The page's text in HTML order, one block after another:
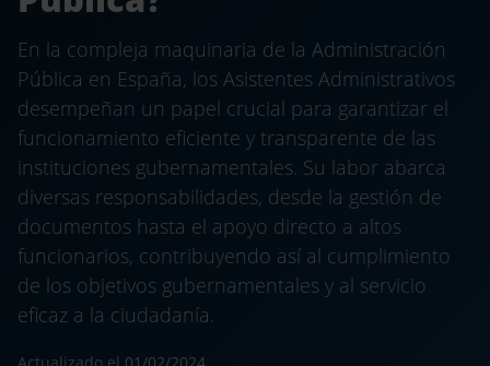
En la compleja maquinaria de la Administración
Pública en España, los Asistentes Administrativos
desempeñan un papel crucial para garantizar el
funcionamiento eficiente y transparente de las
instituciones gubernamentales. Su labor abarca
diversas responsabilidades, desde la gestión de
documentos hasta el apoyo directo a altos
funcionarios, contribuyendo así al cumplimiento
de los objetivos gubernamentales y al servicio
eficaz a la ciudadanía.